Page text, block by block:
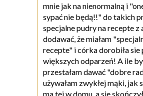
mnie jak na nienormalną i
sypać nie będą!!" do takich
specjalne pudry na recepte
dodawać, że miałam
recepte" i córka dorobiła sie
większych odparzeń! A ile
przestałam dawać "dobre
używałam zwykłej mąki, jak
ma tej w domu, a sie